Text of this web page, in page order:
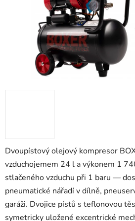
Dvoupístový olejový kompresor
vzduchojemem 24 l a výkonem 1
stlačeného vzduchu při 1 baru —
pneumatické nářadí v dílně,
garáži. Dvojice pístů s teflonovou
symetricky uložené excentrické